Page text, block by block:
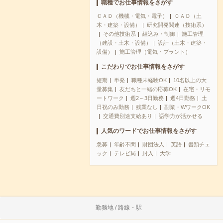
職種でお仕事情報をさがす
ＣＡＤ（機械・電気・電子）
ＣＡＤ（土
木・建築・設備）
研究開発関連（技術系）
その他技術系
組込み・制御
施工管理
（建設・土木・設備）
設計（土木・建築・
設備）
施工管理（電気・プラント）
こだわりでお仕事情報をさがす
短期 単発 職種未経験OK
10名以上の大
量募集
友だちと一緒の応募OK
在宅・リモ
ートワーク
週2～3日勤務 週4日勤務
土
日祝のみ勤務
残業なし
副業・WワークOK
交通費別途支給あり
語学力が活かせる
人気のワードでお仕事情報をさがす
急募 年齢不問 財団法人 英語
書類チェ
ック
テレビ局 封入 大学
勤務地 / 路線・駅